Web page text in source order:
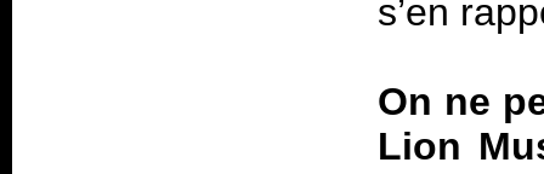
s’en
On ne
Lion